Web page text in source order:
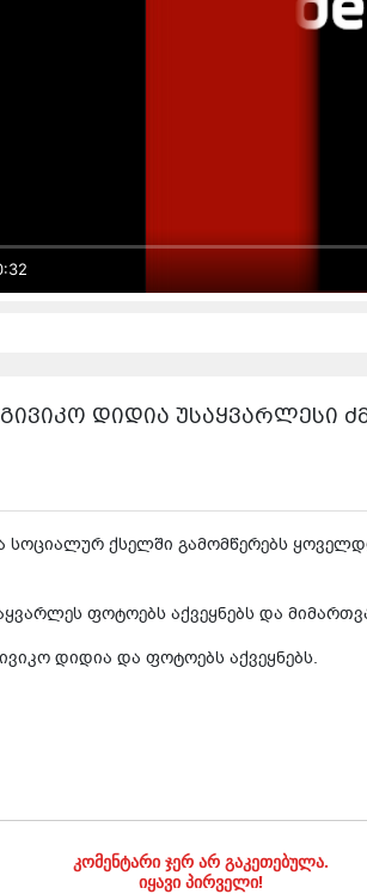
გივიკო დიდია უსაყვარლესი
ქსელში გამომწერებს
ფოტოებს აქვეყნებს და
დიდია და ფოტოებს აქვეყნებს.
კომენტარი ჯერ არ გაკეთებულა.
იყავი პირველი!